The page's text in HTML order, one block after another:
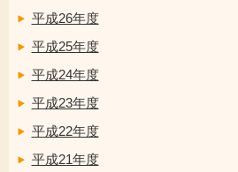
平成26年度
平成25年度
平成24年度
平成23年度
平成22年度
平成21年度